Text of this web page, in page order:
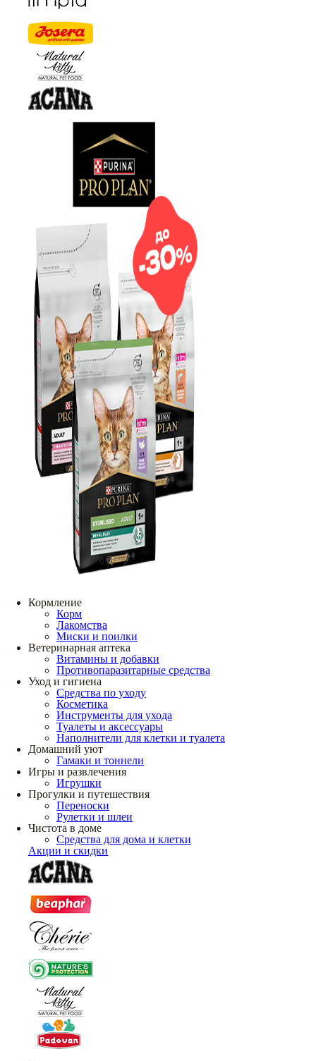
Кормление
Корм
Лакомства
Миски и поилки
Ветеринарная аптека
Витамины и добавки
Противопаразитарные средства
Уход и гигиена
Средства по уходу
Косметика
Инструменты для ухода
Туалеты и аксессуары
Наполнители для клетки и туалета
Домашний уют
Гамаки и тоннели
Игры и развлечения
Игрушки
Прогулки и путешествия
Переноски
Рулетки и шлеи
Чистота в доме
Средства для дома и клетки
Акции и скидки